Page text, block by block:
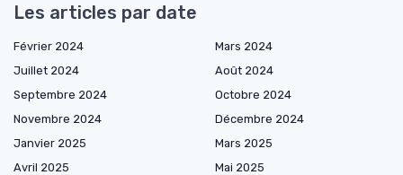
Les articles par date
Février 2024
Mars 2024
Juillet 2024
Août 2024
Septembre 2024
Octobre 2024
Novembre 2024
Décembre 2024
Janvier 2025
Mars 2025
Avril 2025
Mai 2025